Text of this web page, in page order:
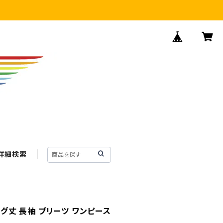
細検索
丈 長袖 プリーツ ワンピース